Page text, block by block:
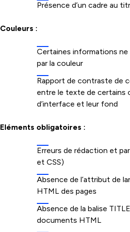
Présence d’un cadre au
Couleurs :
Certaines informations
par la couleur
Rapport de contraste de
entre le texte de certains
d’interface et leur fond
Eléments obligatoires :
Erreurs de rédaction et
et CSS)
Absence de l’attribut de
HTML des pages
Absence de la balise
documents HTML